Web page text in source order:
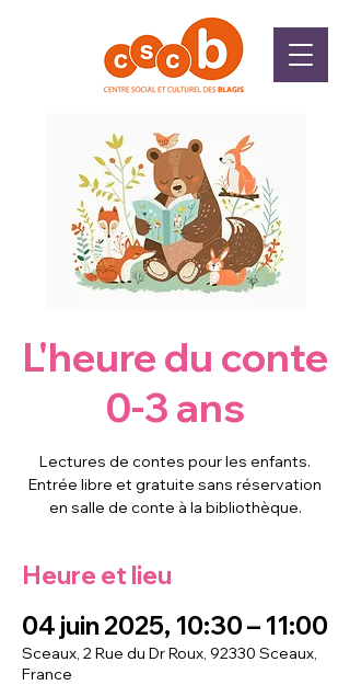
L'heure du conte
0-3 ans
Lectures de contes pour les enfants.
Entrée libre et gratuite sans réservation
en salle de conte à la bibliothèque.
Heure et lieu
04 juin 2025, 10:30 – 11:00
Sceaux, 2 Rue du Dr Roux, 92330 Sceaux,
France